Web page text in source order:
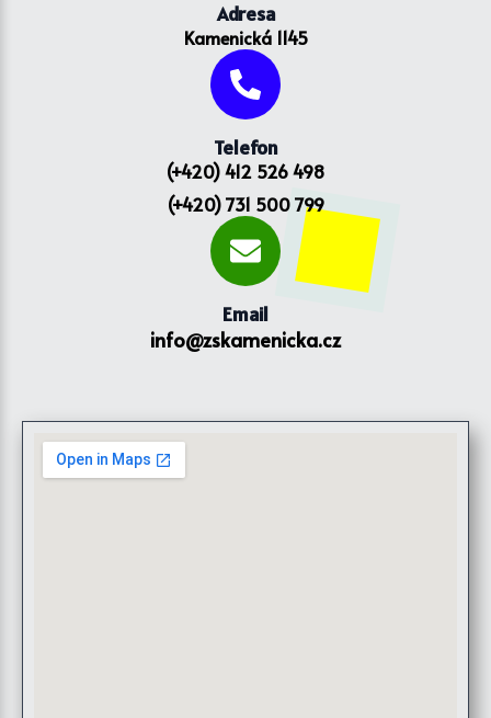
Adresa
Kamenická 1145
Telefon
(+420) 412 526 498
(+420) 731 500 799
Email
info@zskamenicka.cz